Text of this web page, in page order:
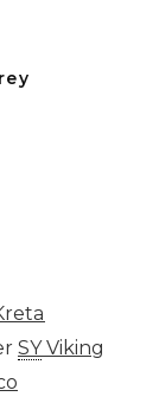
SYViking